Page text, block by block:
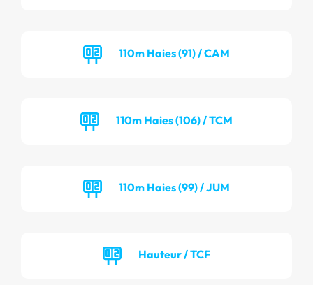
110m Haies (91) / CAM
110m Haies (106) / TCM
110m Haies (99) / JUM
Hauteur / TCF